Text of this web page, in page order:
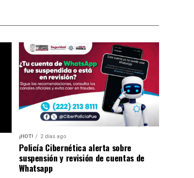
¡HOT! 2 días ago
Policía Cibernética alerta sobre
suspensión y revisión de cuentas de
Whatsapp